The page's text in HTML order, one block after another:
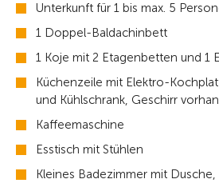
Unterkunft für 1 bis max. 5
1 Doppel-Baldachinbett
1 Koje mit 2 Etagenbetten und 1
Küchenzeile mit Elektro-
und Kühlschrank, Geschirr
Kaffeemaschine
Esstisch mit Stühlen
Kleines Badezimmer mit Dusche,